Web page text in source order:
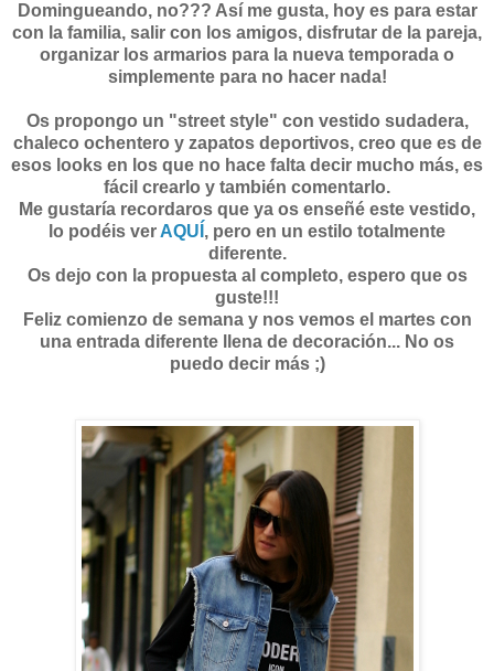
Domingueando, no??? Así me gusta, hoy es para estar
con la familia, salir con los amigos, disfrutar de la pareja,
organizar los armarios para la nueva temporada o
simplemente para no hacer nada!
Os propongo un "street style" con vestido sudadera,
chaleco ochentero y zapatos deportivos, creo que es de
esos looks en los que no hace falta decir mucho más, es
fácil crearlo y también comentarlo.
Me gustaría recordaros que ya os enseñé este vestido,
lo podéis verAQUÍ , pero en un estilo totalmente
diferente.
Os dejo con la propuesta al completo, espero que os
guste!!!
Feliz comienzo de semana y nos vemos el martes con
una entrada diferente llena de decoración... No os
puedo decir más ;)